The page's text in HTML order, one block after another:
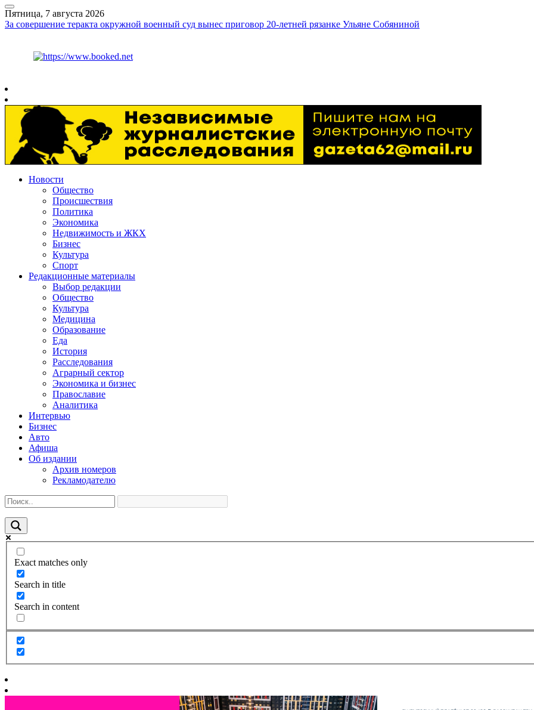
Пятница, 7 августа 2026
За совершение теракта окружной военный суд вынес приговор 20-летней рязанке Ульяне Собяниной
Новости
Общество
Происшествия
Политика
Экономика
Недвижимость и ЖКХ
Бизнес
Культура
Спорт
Редакционные материалы
Выбор редакции
Общество
Культура
Медицина
Образование
Еда
История
Расследования
Аграрный сектор
Экономика и бизнес
Православие
Аналитика
Интервью
Бизнес
Авто
Афиша
Об издании
Архив номеров
Рекламодателю
Exact matches only
Search in title
Search in content